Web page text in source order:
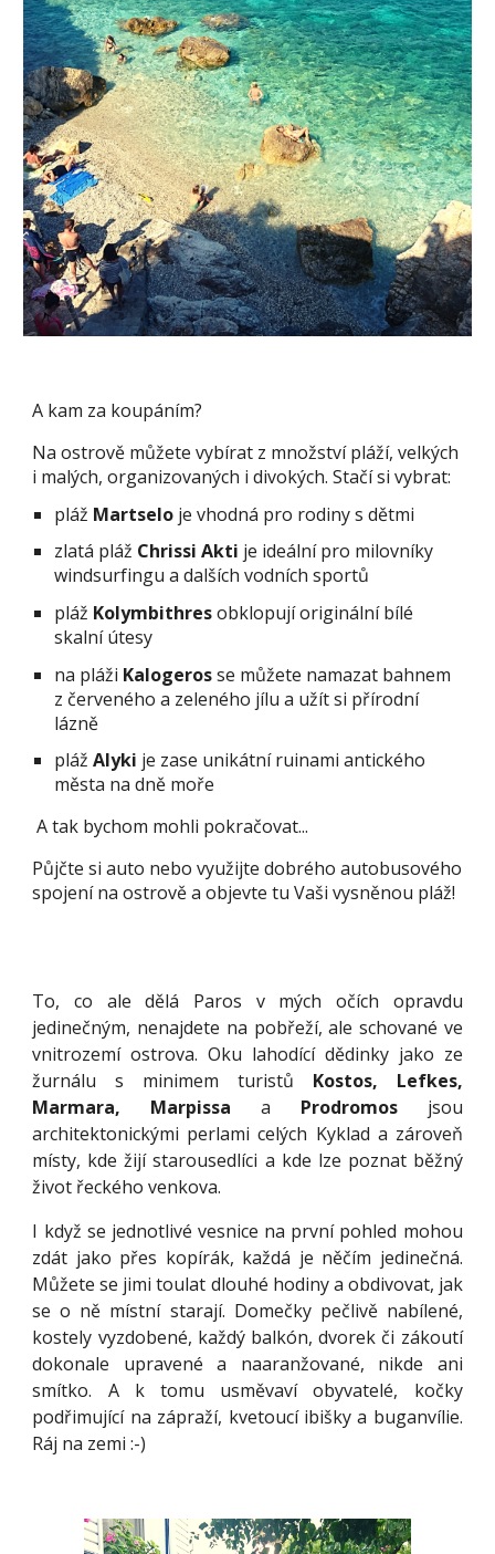
A kam za koupáním?
Na ostrově můžete vybírat z množství pláží, velkých
i malých, organizovaných i divokých. Stačí si vybrat:
pláž Martselo je vhodná pro rodiny s dětmi
zlatá pláž Chrissi Akti je ideální pro milovníky
windsurfingu a dalších vodních sportů
pláž Kolymbithresobklopují originální bílé
skalní útesy
na pláži Kalogerosse můžete namazat bahnem
z červeného a zeleného jílu a užít si přírodní
lázně
plážAlyki je zase unikátní ruinami antického
města na dně moře
A tak bychom mohli pokračovat...
Půjčte si auto nebo využijte dobrého autobusového
spojení na ostrově a objevte tu Vaši vysněnou pláž!
To, co ale dělá Paros v mých očích opravdu
jedinečným, nenajdete na pobřeží, ale schované ve
vnitrozemí ostrova. Oku lahodící dědinky jako ze
žurnálu s minimem turistů Kostos, Lefkes,
Marmara, Marpissa a Prodromosjsou
architektonickými perlami celých Kyklad a zároveň
místy, kde žijí starousedlíci a kde lze poznat běžný
život řeckého venkova.
I když se jednotlivé vesnice na první pohled mohou
zdát jako přes kopírák, každá je něčím jedinečná.
Můžete se jimi toulat dlouhé hodiny a obdivovat, jak
se o ně místní starají. Domečky pečlivě nabílené,
kostely vyzdobené, každý balkón, dvorek či zákoutí
dokonale upravené a naaranžované, nikde ani
smítko. A k tomu usměvaví obyvatelé, kočky
podřimující na zápraží, kvetoucí ibišky a buganvílie.
Ráj na zemi :-)